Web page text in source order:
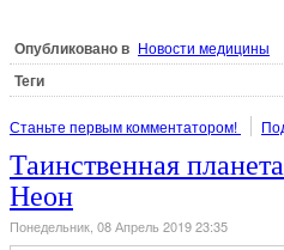
Опубликовано в Новости медицины
Теги
Станьте первым комментатором!
Таинственная
Неон
Понедельник, 08 Апрель 2019 23:35